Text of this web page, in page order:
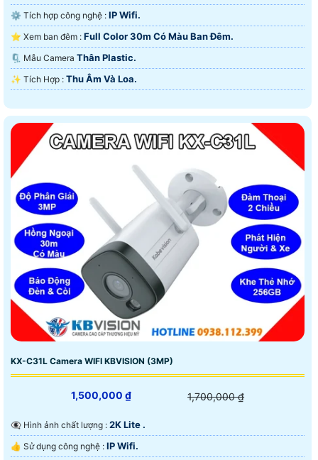
⚙ Tích hợp công nghệ : IP Wifi.
⭐ Xem ban đêm : Full Color 30m Có Màu Ban Ðêm.
🗜️ Mẫu Camera Thân Plastic.
️✨ Tích Hợp : Thu Âm Và Loa.
KX-C31L Camera WIFI KBVISION (3MP)
1,500,000 ₫ 1,700,000 ₫
👁️‍🗨 Hình ảnh chất lượng : 2K Lite .
👍 Sử dụng công nghệ : IP Wifi.